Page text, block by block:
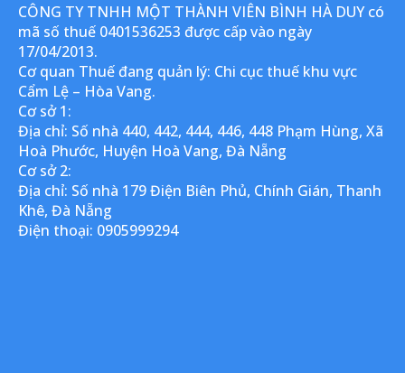
CÔNG TY TNHH MỘT THÀNH VIÊN BÌNH HÀ DUY có
mã số thuế 0401536253 được cấp vào ngày
17/04/2013.
Cơ quan Thuế đang quản lý: Chi cục thuế khu vực
Cẩm Lệ – Hòa Vang.
Cơ sở 1:
Địa chỉ: Số nhà 440, 442, 444, 446, 448 Phạm Hùng, Xã
Hoà Phước, Huyện Hoà Vang, Đà Nẵng
Cơ sở 2:
Địa chỉ: Số nhà 179 Điện Biên Phủ, Chính Gián, Thanh
Khê, Đà Nẵng
Điện thoại: 0905999294